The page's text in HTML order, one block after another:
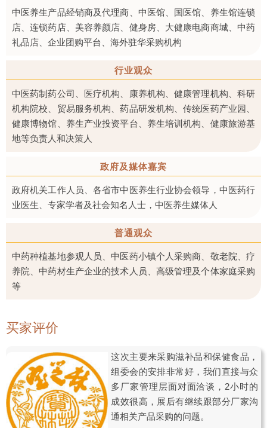
中医养生产品经销商及代理商、中医馆、国医馆、养生馆连锁
店、连锁药店、美容养颜店、健身房、大健康电商商城、中药
礼品店、企业团购平台、海外驻华采购机构
行业观众
中医药制药公司、医疗机构、康养机构、健康管理机构、科研
机构院校、贸易服务机构、药品研发机构、传统医药产业园、
健康博物馆、养生产业投资平台、养生培训机构、健康旅游基
地等负责人和决策人
政府及媒体嘉宾
政府机关工作人员、各省市中医养生行业协会领导，中医药行
业医生、专家学者及社会知名人士，中医养生媒体人
普通观众
中药种植基地参观人员、中医药小镇个人采购商、敬老院、疗
养院、中药材生产企业的技术人员、高级管理及个体家庭采购
等
买家评价
这次主要来采购滋补品和保健食品，
组委会的安排非常好，我们直接与众
多厂家管理层面对面洽谈，2小时的
成效很高，展后有继续跟部分厂家沟
通相关产品采购的问题。